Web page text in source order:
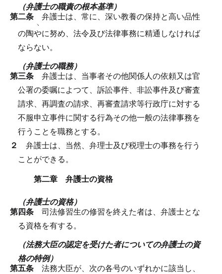
（弁護士の職責の根本基準）
第二条 弁護士は、常に、深い教養の保持と高い品性
の陶や
ヽ
に努め、法令及び法律事務に精通しなければ
ならない。
（弁護士の職務）
第三条 弁護士は、当事者その他関係人の依頼又は官
公署の委嘱によつて、訴訟事件、非訟事件及び審査
請求、再調査の請求、再審査請求等行政庁に対する
不服申立事件に関する行為その他一般の法律事務を
行うことを職務とする。
２ 弁護士は、当然、弁理士及び税理士の事務を行う
ことができる。
第二章 弁護士の資格
（弁護士の資格）
第四条 司法修習生の修習を終えた者は、弁護士とな
る資格を有する。
（法務大臣の認定を受けた者についての弁護士の資
格の特例）
第五条 法務大臣が、次の各号のいずれかに該当し、